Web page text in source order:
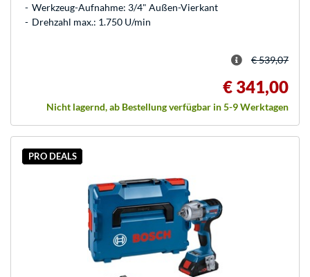
Werkzeug-Aufnahme: 3/4" Außen-Vierkant
Drehzahl max.: 1.750 U/min
€ 539,07
€ 341,00
Nicht lagernd, ab Bestellung verfügbar in 5-9 Werktagen
PRO DEALS